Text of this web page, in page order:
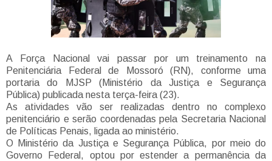
A Força Nacional vai passar por um treinamento na
Penitenciária Federal de Mossoró (RN), conforme uma
portaria do MJSP (Ministério da Justiça e Segurança
Pública) publicada nesta terça-feira (23).
As atividades vão ser realizadas dentro no complexo
penitenciário e serão coordenadas pela Secretaria Nacional
de Políticas Penais, ligada ao ministério.
O Ministério da Justiça e Segurança Pública, por meio do
Governo Federal, optou por estender a permanência da